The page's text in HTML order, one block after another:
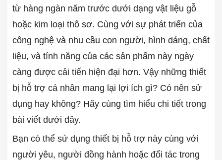
từ hàng ngàn năm trước dưới dạng vật liệu gỗ
hoặc kim loại thô sơ. Cùng với sự phát triển của
công nghệ và nhu cầu con người, hình dáng, chất
liệu, và tính năng của các sản phẩm này ngày
càng được cải tiến hiện đại hơn. Vậy những thiết
bị hỗ trợ cá nhân mang lại lợi ích gì? Có nên sử
dụng hay không? Hãy cùng tìm hiểu chi tiết trong
bài viết dưới đây.
Bạn có thể sử dụng thiết bị hỗ trợ này cùng với
người yêu, người đồng hành hoặc đối tác trong